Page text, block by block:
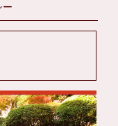
ー